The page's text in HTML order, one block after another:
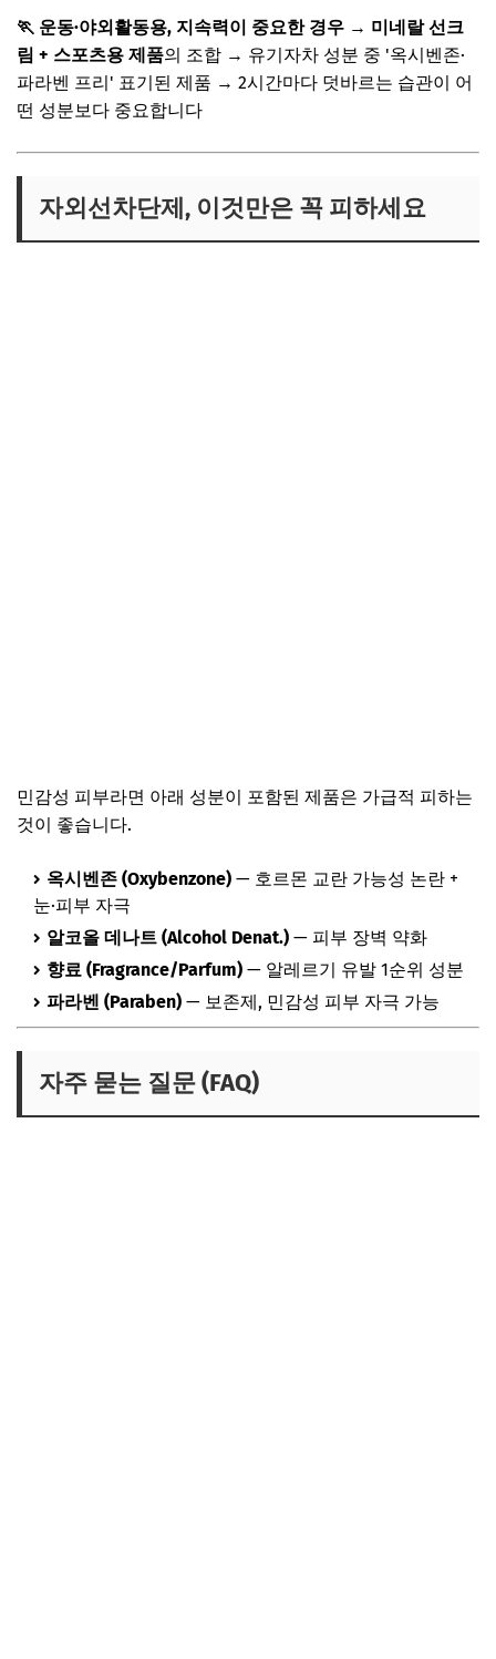
🏃 운동·야외활동용, 지속력이 중요한 경우 → 미네랄 선크
림 + 스포츠용 제품의 조합 → 유기자차 성분 중 '옥시벤존·
파라벤 프리' 표기된 제품 → 2시간마다 덧바르는 습관이 어
떤 성분보다 중요합니다
자외선차단제, 이것만은 꼭 피하세요
민감성 피부라면 아래 성분이 포함된 제품은 가급적 피하는
것이 좋습니다.
옥시벤존 (Oxybenzone) — 호르몬 교란 가능성 논란 +
눈·피부 자극
알코올 데나트 (Alcohol Denat.) — 피부 장벽 약화
향료 (Fragrance/Parfum) — 알레르기 유발 1순위 성분
파라벤 (Paraben) — 보존제, 민감성 피부 자극 가능
자주 묻는 질문 (FAQ)